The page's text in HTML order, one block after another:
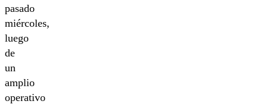
pasado
miércoles,
luego
de
un
amplio
operativo